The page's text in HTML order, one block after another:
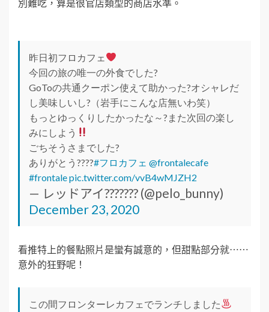
別難吃，算是很官店類型的商店水準。
昨日初フロカフェ
今回の旅の唯一の外食でした?
GoToの共通クーポン使えて助かった?オシャレだ
し美味しいし?（岩手にこんな店無いわ笑）
もっとゆっくりしたかったな～?また次回の楽し
みにしよう
ごちそうさまでした?
ありがとう????#フロカフェ @frontalecafe
#frontalepic.twitter.com/vvB4wMJZH2
— レッドアイ??????? (@pelo_bunny)
December 23, 2020
看推特上的餐點照片是蠻有誠意的，但甜點部分就⋯⋯
意外的狂野呢！
この間フロンターレカフェでランチしました